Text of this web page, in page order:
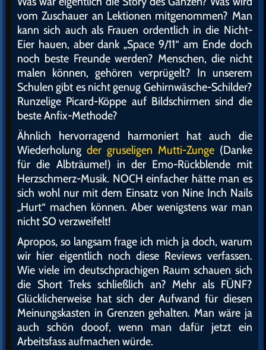
vom Zuschauer an Lektionen mitgenommen? Man
kann sich auch als Frauen ordentlich in die Nicht-
Eier hauen, aber dank „Space 9/11“ am Ende doch
noch beste Freunde werden? Menschen, die nicht
malen können, gehören verprügelt? In unserem
Schulen gibt es nicht genug Gehirnwäsche-Schilder?
Runzelige Picard-Köppe auf Bildschirmen sind die
beste Anfix-Methode?
Ähnlich hervorragend harmoniert hat auch die
Wiederholung der gruseligen Mutti-Zunge(Danke
für die Albträume!) in der Emo-Rückblende mit
Herzschmerz-Musik. NOCH einfacher hätte man es
sich wohl nur mit dem Einsatz von Nine Inch Nails
„Hurt“ machen können. Aber wenigstens war man
nicht SO verzweifelt!
Apropos, so langsam frage ich mich ja doch, warum
wir hier eigentlich noch diese Reviews verfassen.
Wie viele im deutschprachigen Raum schauen sich
die Short Treks schließlich an? Mehr als FÜNF?
Glücklicherweise hat sich der Aufwand für diesen
Meinungskasten in Grenzen gehalten. Man wäre ja
auch schön dooof, wenn man dafür jetzt ein
Arbeitsfass aufmachen würde.